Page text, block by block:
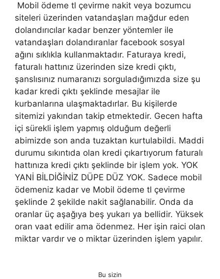
Mobil ödeme tl çevirme nakit veya bozumcu
siteleri üzerinden vatandaşları mağdur eden
dolandırıcılar kadar benzer yöntemler ile
vatandaşları dolandıranlar facebook sosyal
ağını sıklıkla kullanmaktadır. Faturaya kredi,
faturalı hattınız üzerinden size kredi çıktı,
şanslısınız numaranızı sorguladığımızda size şu
kadar kredi çıktı şeklinde mesajlar ile
kurbanlarına ulaşmaktadırlar. Bu kişilerde
sitemizi yakından takip etmektedir. Gecen hafta
içi sürekli işlem yapmış olduğum değerli
abimizde son anda tuzaktan kurtulabildi. Maddi
durumu sıkıntıda olan kredi çıkartıyorum faturalı
hattınıza kredi çıktı şeklinde bir işlem yok. YOK
YANİ BİLDİĞİNİZ DÜPE DÜZ YOK. Sadece mobil
ödemeniz kadar ve Mobil ödeme tl çevirme
şeklinde 2 şekilde nakit sağlanabilir. Onda da
oranlar üç aşağıya beş yukarı ya bellidir. Yüksek
oran vaat edilir ama ödenmez. Her işin raici olan
miktar vardır ve o miktar üzerinden işlem yapılır.
Bu sizin